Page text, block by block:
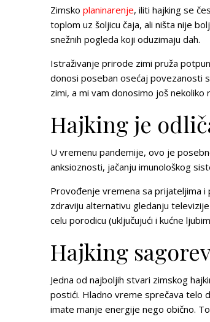
Zimsko planinarenje, iliti hajking se
toplom uz šoljicu čaja, ali ništa nije
snežnih pogleda koji oduzimaju dah.
Istraživanje prirode zimi pruža
donosi poseban osećaj povezanosti
zimi, a mi vam donosimo još
Hajking je
U vremenu pandemije, ovo je
anksioznosti, jačanju imunološkog
Provođenje vremena sa prijateljima
zdraviju alternativu gledanju
celu porodicu (uključujući i kućne
Hajking
Jedna od najboljih stvari zimskog
postići. Hladno vreme sprečava telo
imate manje energije nego obično.